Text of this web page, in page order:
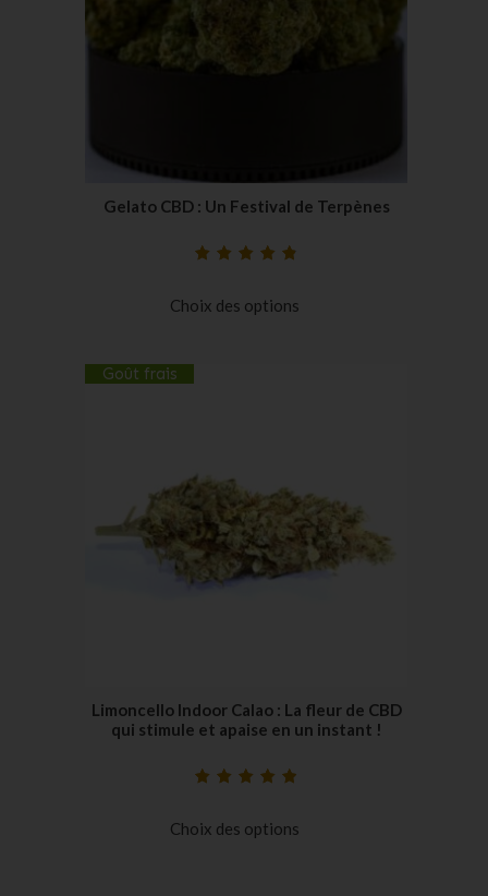
Gelato CBD : Un Festival de Terpènes
notations
Choix des options
Goût frais
Limoncello Indoor Calao : La fleur de CBD
qui stimule et apaise en un instant !
notations
Choix des options